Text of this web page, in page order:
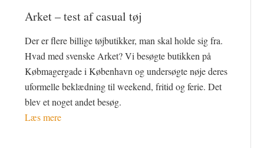
Arket – test af casual tøj
Der er flere billige tøjbutikker, man skal holde sig fra.
Hvad med svenske Arket? Vi besøgte butikken på
Købmagergade i København og undersøgte nøje deres
uformelle beklædning til weekend, fritid og ferie. Det
blev et noget andet besøg.
Læs mere